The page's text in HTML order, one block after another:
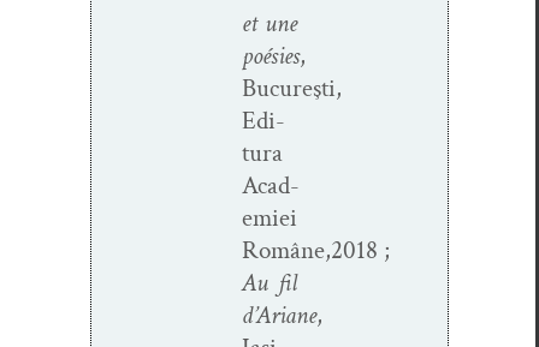
et une
poésies,
Bucureşti,
Edi­
tu­ra
Acad­
e­miei
Române,2018 ;
Au fil
d’Ariane,